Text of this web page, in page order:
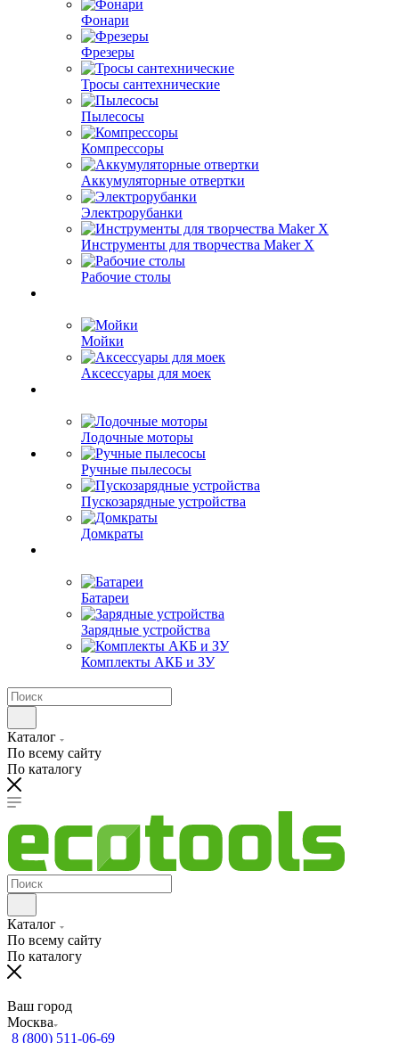
Фонари
Фрезеры
Тросы сантехнические
Пылесосы
Компрессоры
Аккумуляторные отвертки
Электрорубанки
Инструменты для творчества Maker X
Рабочие столы
Мойки
Аксессуары для моек
Лодочные моторы
Ручные пылесосы
Пускозарядные устройства
Домкраты
Батареи
Зарядные устройства
Комплекты АКБ и ЗУ
Каталог
По всему сайту
По каталогу
Каталог
По всему сайту
По каталогу
Ваш город
Москва
8 (800) 511-06-69